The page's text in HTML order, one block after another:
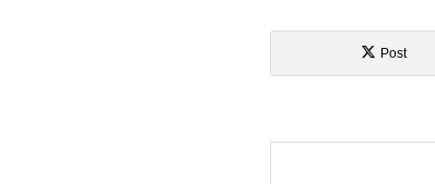
Post